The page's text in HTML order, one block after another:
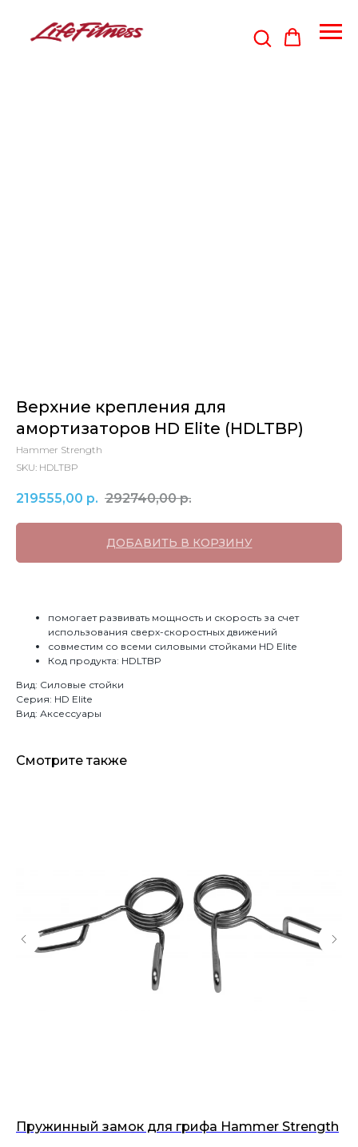
Верхние крепления для
амортизаторов HD Elite (HDLTBP)
Hammer Strength
SKU: HDLTBP
219555,00 р. 292740,00 р.
ДОБАВИТЬ В КОРЗИНУ
помогает развивать мощность и скорость за счет
использования сверх-скоростных движений
совместим со всеми силовыми стойками HD Elite
Код продукта: HDLTBP
Вид: Силовые стойки
Серия: HD Elite
Вид: Аксессуары
Смотрите также
Пружинный замок для грифа Hammer Strength